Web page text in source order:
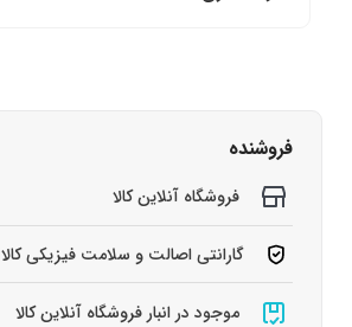
فروشنده
فروشگاه آنلاین کالا
گارانتی اصالت و سلامت فیزیکی کالا
موجود در انبار فروشگاه آنلاین کالا